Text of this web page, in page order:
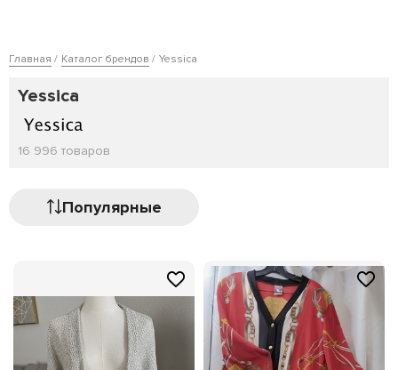
Главная Каталог брендов Yessica
Yessica
16 996 товаров
Популярные